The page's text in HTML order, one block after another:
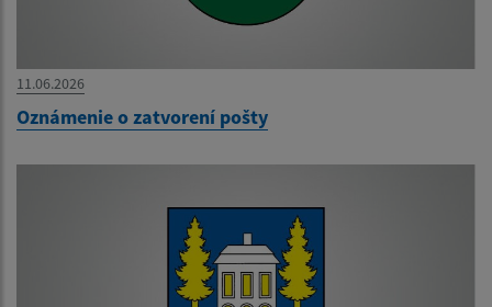
11.06.2026
Oznámenie o zatvorení pošty